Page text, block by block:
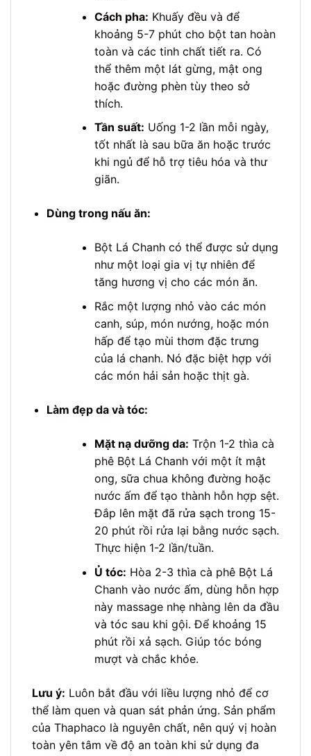
Cách pha: Khuấy đều và để
khoảng 5-7 phút cho bột tan hoàn
toàn và các tinh chất tiết ra. Có
thể thêm một lát gừng, mật ong
hoặc đường phèn tùy theo sở
thích.
Tần suất: Uống 1-2 lần mỗi ngày,
tốt nhất là sau bữa ăn hoặc trước
khi ngủ để hỗ trợ tiêu hóa và thư
giãn.
Dùng trong nấu ăn:
Bột Lá Chanh có thể được sử dụng
như một loại gia vị tự nhiên để
tăng hương vị cho các món ăn.
Rắc một lượng nhỏ vào các món
canh, súp, món nướng, hoặc món
hấp để tạo mùi thơm đặc trưng
của lá chanh. Nó đặc biệt hợp với
các món hải sản hoặc thịt gà.
Làm đẹp da và tóc:
Mặt nạ dưỡng da: Trộn 1-2 thìa cà
phê Bột Lá Chanh với một ít mật
ong, sữa chua không đường hoặc
nước ấm để tạo thành hỗn hợp sệt.
Đắp lên mặt đã rửa sạch trong 15-
20 phút rồi rửa lại bằng nước sạch.
Thực hiện 1-2 lần/tuần.
Ủ tóc: Hòa 2-3 thìa cà phê Bột Lá
Chanh vào nước ấm, dùng hỗn hợp
này massage nhẹ nhàng lên da đầu
và tóc sau khi gội. Để khoảng 15
phút rồi xả sạch. Giúp tóc bóng
mượt và chắc khỏe.
Lưu ý: Luôn bắt đầu với liều lượng nhỏ để cơ
thể làm quen và quan sát phản ứng. Sản phẩm
của Thaphaco là nguyên chất, nên quý vị hoàn
toàn yên tâm về độ an toàn khi sử dụng đa